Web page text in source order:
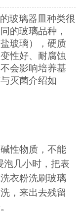
玻璃器皿种类很
的玻璃品种，
玻璃），硬质
性好、耐腐蚀
会影响培养基
灭菌介绍如
性物质，不能
泡几小时，把表
衣粉洗刷玻璃
，来出去残留